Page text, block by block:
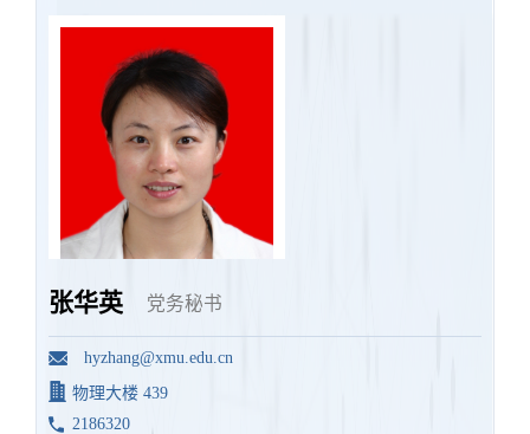
张华英 党务秘书
hyzhang@xmu.edu.cn
物理大楼 439
2186320